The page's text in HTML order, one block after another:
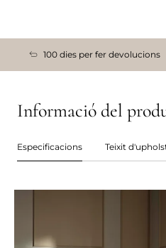
100 dies per fer devolucions
Informació del
Especificacions Teixit